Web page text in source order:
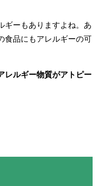
ギーもありますよね。あ
食品にもアレルギーの可
レルギー物質がアトピー